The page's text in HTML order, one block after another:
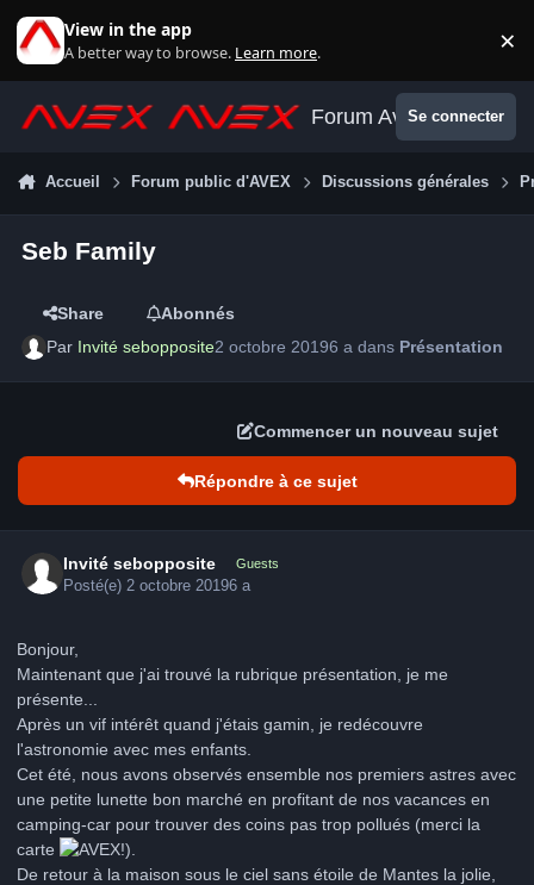
View in the app
A better way to browse. Learn more. ×
Forum AvexSe connecter
Accueil Forum public d'AVEX Discussions générales
Seb Family
Share
Abonnés
Par Invité sebopposite2 octobre 20196 a dans Présentation
Commencer un nouveau sujet
Répondre à ce sujet
Invité sebopposite Guests
Posté(e) 2 octobre 20196 a
Bonjour,
Maintenant que j'ai trouvé la rubrique présentation, je me
présente...
Après un vif intérêt quand j'étais gamin, je redécouvre
l'astronomie avec mes enfants.
Cet été, nous avons observés ensemble nos premiers astres avec
une petite lunette bon marché en profitant de nos vacances en
camping-car pour trouver des coins pas trop pollués (merci la
carte
!).
De retour à la maison sous le ciel sans étoile de Mantes la jolie,